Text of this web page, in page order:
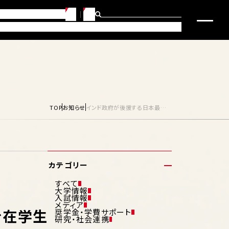
JP EN
TOPお知らせ インド政府が後援する日本最大級のファッションイベントを在学生がサポートします
カテゴリー
すべて
大学情報
入試情報
メディア
奨学金・学費サポート
研究・社会連携
学生